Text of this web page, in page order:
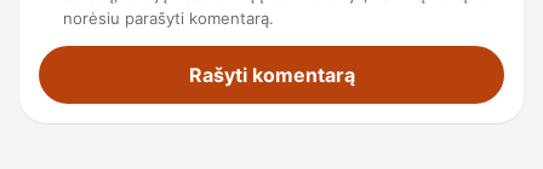
norėsiu parašyti komentarą.